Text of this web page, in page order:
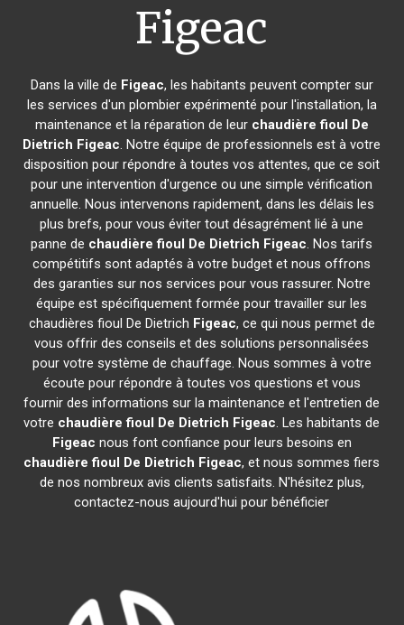
Figeac
Dans la ville de Figeac, les habitants peuvent compter sur
les services d'un plombier expérimenté pour l'installation, la
maintenance et la réparation de leur chaudière fioul De
Dietrich Figeac. Notre équipe de professionnels est à votre
disposition pour répondre à toutes vos attentes, que ce soit
pour une intervention d'urgence ou une simple vérification
annuelle. Nous intervenons rapidement, dans les délais les
plus brefs, pour vous éviter tout désagrément lié à une
panne de chaudière fioul De Dietrich Figeac. Nos tarifs
compétitifs sont adaptés à votre budget et nous offrons
des garanties sur nos services pour vous rassurer. Notre
équipe est spécifiquement formée pour travailler sur les
chaudières fioul De Dietrich Figeac, ce qui nous permet de
vous offrir des conseils et des solutions personnalisées
pour votre système de chauffage. Nous sommes à votre
écoute pour répondre à toutes vos questions et vous
fournir des informations sur la maintenance et l'entretien de
votre chaudière fioul De Dietrich Figeac. Les habitants de
Figeac nous font confiance pour leurs besoins en
chaudière fioul De Dietrich Figeac, et nous sommes fiers
de nos nombreux avis clients satisfaits. N'hésitez plus,
contactez-nous aujourd'hui pour bénéficier